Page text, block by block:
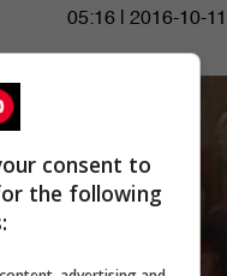
05:16 | 2016-10-11
consent to
the following